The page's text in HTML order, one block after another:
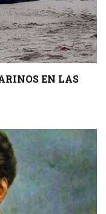
EN LAS